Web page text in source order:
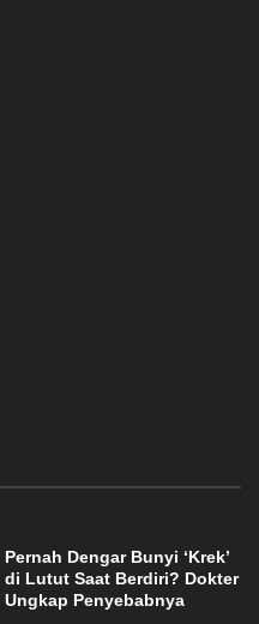
Pernah Dengar Bunyi ‘Krek’
di Lutut Saat Berdiri? Dokter
Ungkap Penyebabnya